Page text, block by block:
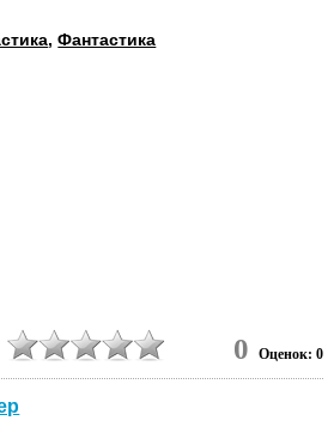
,Фантастика
0 Оценок: 0